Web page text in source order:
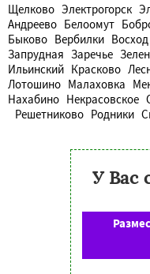
Щелково Электрогорск
Андреево Белоомут
Быково Вербилки Восход
Запрудная Заречье
Ильинский Красково
Лотошино Малаховка
Нахабино Некрасовское
Решетниково Родники
У Вас